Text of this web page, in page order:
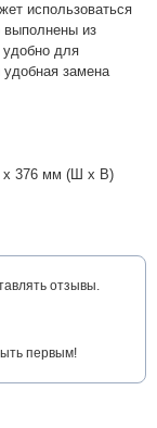
использоваться
выполнены из
удобно для
замена
х 376 мм (Ш х В)
отзывы.
первым!